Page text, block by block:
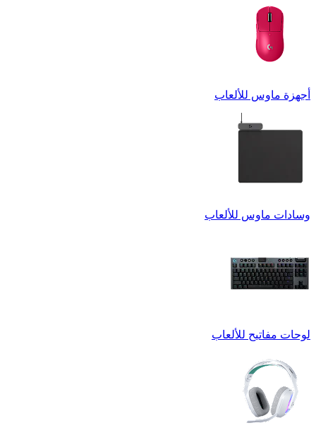
أجهزة ماوس للألعاب
وسادات ماوس للألعاب
لوحات مفاتيح للألعاب